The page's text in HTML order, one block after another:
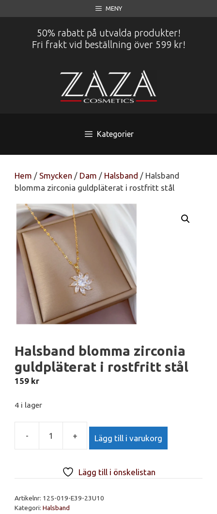
till
MENY
50% rabatt på utvalda produkter!
Fri frakt vid beställning över 599 kr!
Kategorier
Hem / Smycken / Dam / Halsband / Halsband
blomma zirconia guldpläterat i rostfritt stål
Halsband blomma zirconia
guldpläterat i rostfritt stål
159 kr
4 i lager
-
Halsband
guldpläterat
rostfritt
+ Lägg till i varukorg
Lägg till i önskelistan
Artikelnr: 125-019-E39-23U10
Kategori: Halsband